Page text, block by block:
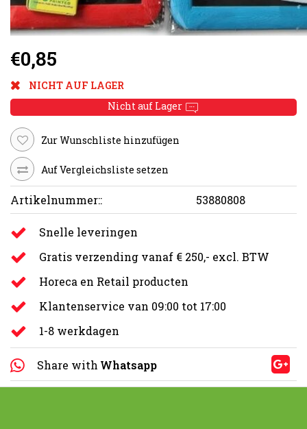
€0,85
NICHT AUF LAGER
Nicht auf Lager
Zur Wunschliste hinzufügen
Auf Vergleichsliste setzen
Artikelnummer:: 53880808
Snelle leveringen
Gratis verzending vanaf € 250,- excl. BTW
Horeca en Retail producten
Klantenservice van 09:00 tot 17:00
1-8 werkdagen
Share with Whatsapp